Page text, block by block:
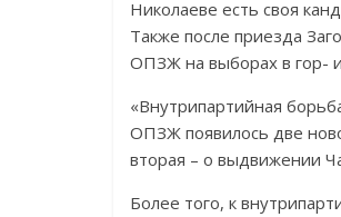
Николаеве есть своя
Также после приезда
ОПЗЖ на выборах в гор-
«Внутрипартийная
ОПЗЖ появилось две
вторая – о выдвижении
Более того, к